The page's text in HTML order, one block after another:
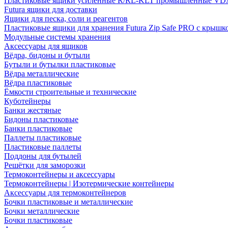
Futura ящики для доставки
Ящики для песка, соли и реагентов
Пластиковые ящики для хранения Futura Zip Safe PRO с
Модульные системы хранения
Аксессуары для ящиков
Вёдра, бидоны и бутыли
Бутыли и бутылки пластиковые
Вёдра металлические
Вёдра пластиковые
Ёмкости строительные и технические
Куботейнеры
Банки жестяные
Бидоны пластиковые
Банки пластиковые
Паллеты пластиковые
Пластиковые паллеты
Поддоны для бутылей
Решётки для заморозки
Термоконтейнеры и аксессуары
Термоконтейнеры | Изотермические контейнеры
Аксессуары для термоконтейнеров
Бочки пластиковые и металлические
Бочки металлические
Бочки пластиковые